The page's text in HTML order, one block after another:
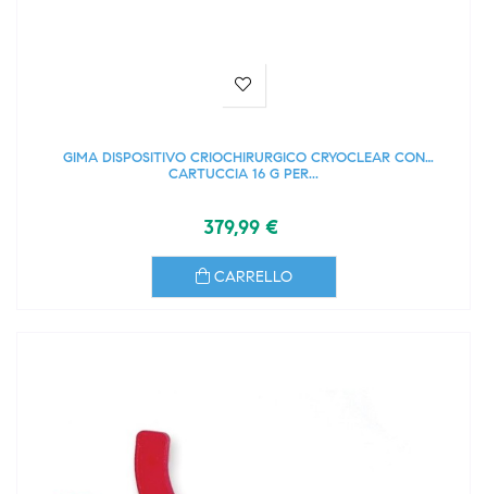
GIMA DISPOSITIVO CRIOCHIRURGICO CRYOCLEAR CON
CARTUCCIA 16 G PER...
379,99 €
CARRELLO